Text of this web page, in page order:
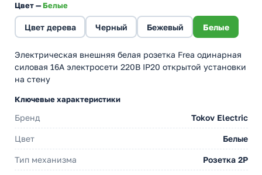
Цвет —Белые
Цвет дерева Черный Бежевый Белые
Электрическая внешняя белая розетка Frea одинарная
силовая 16А электросети 220В IP20 открытой установки
на стену
Ключевые характеристики
Бренд Tokov Electric
Цвет Белые
Тип механизма Розетка 2Р